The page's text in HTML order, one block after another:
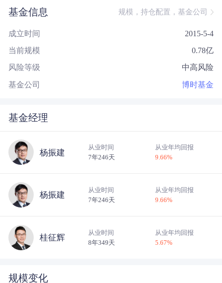
近三年 26.60 % 398/1789
近五年 371/1132
成立以来 --/--
基金信息 规模，持仓配置，基金公司
成立时间 2015-5-4
当前规模 0.78亿
风险等级 中高风险
基金公司 博时基金
基金经理
杨振建
从业时间
7年246天
从业年均回报
9.66%
杨振建
从业时间
7年246天
从业年均回报
9.66%
桂征辉
从业时间
8年349天
从业年均回报
5.67%
规模变化